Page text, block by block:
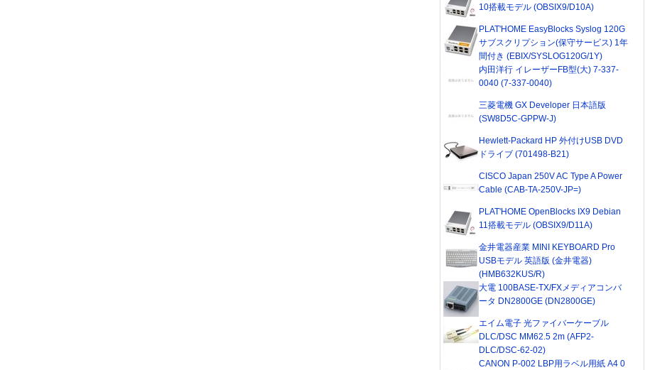
10搭載モデル (OBSIX9/D10A)
PLAT'HOME EasyBlocks Syslog 120G
サブスクリプション(保守サービス) 1年
間付き (EBIX/SYSLOG120G/1Y)
内田洋行 イレーザーFB型(大) 7-337-
0040 (7-337-0040)
三菱電機 GX Developer 日本語版
(SW8D5C-GPPW-J)
Hewlett-Packard HP 外付けUSB DVD
ドライブ (701498-B21)
CISCO Japan 250V AC Type A Power
Cable (CAB-TA-250V-JP=)
PLAT'HOME OpenBlocks IX9 Debian
11搭載モデル (OBSIX9/D11A)
金井電器産業 MINI KEYBOARD Pro
USBモデル 英語版 (金井電器)
(HMB632KUS/R)
大電 100BASE-TX/FXメディアコンバ
ータ DN2800GE (DN2800GE)
エイム電子 光ファイバーケーブル
DLC/DSC MM62.5 2m (AFP2-
DLC/DSC-62-02)
CANON P-002 LBP用ラベル用紙 A4 0